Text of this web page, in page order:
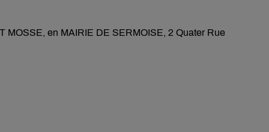
MOSSE, en MAIRIE DE SERMOISE, 2 Quater Rue